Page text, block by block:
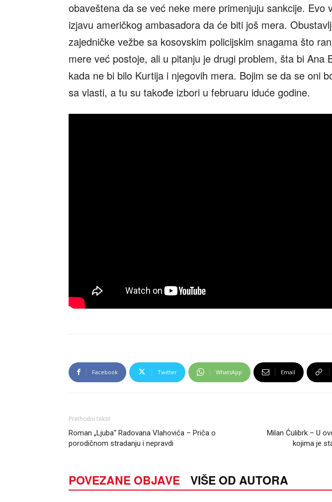
obaveštena da se već neke mere primenjuju sankcije. Evo
izjavu američkog ambasadora da će biti još mera.
zajedničke vežbe sa kosovskim policijskim snagama što
mere već postoje, ali u pitanju je drugi problem, šta bi Ana
kada ne bi bilo Kurtija i njegovih mera. Bojim se da se oni
sa vlasti, a tu su takođe izbori u februaru iduće godine.
Facebook Twitter WhatsApp Email
Prethodni tekst
Roman „Ljuba“ Radovana Vlahovića – Priča o
porodičnom stradanju i nepravdi
Milan Ćulibrk – U
kojima je
POVEZANE OBJAVE VIŠE OD AUTORA